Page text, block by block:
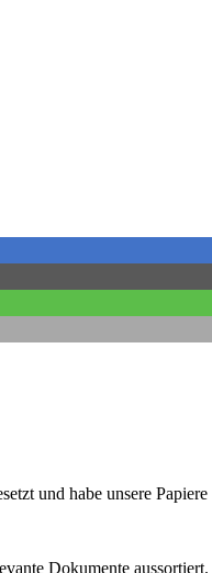
und habe unsere
Dokumente aussortiert.